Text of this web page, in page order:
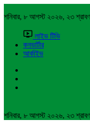
শনিবার, ৮ আগস্ট ২০২৬, ২৩
লাইভ টিভি
কনভার্টার
আর্কাইভ
শনিবার, ৮ আগস্ট ২০২৬, ২৩